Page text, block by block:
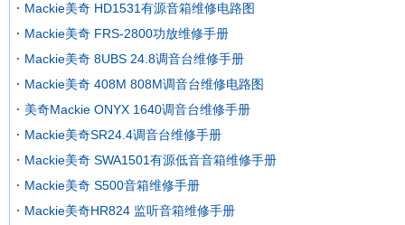
Mackie美奇 HD1531有源音箱维修电路图
Mackie美奇 FRS-2800功放维修手册
Mackie美奇 8UBS 24.8调音台维修手册
Mackie美奇 408M 808M调音台维修电路图
美奇Mackie ONYX 1640调音台维修手册
Mackie美奇SR24.4调音台维修手册
Mackie美奇 SWA1501有源低音音箱维修手册
Mackie美奇 S500音箱维修手册
Mackie美奇HR824 监听音箱维修手册